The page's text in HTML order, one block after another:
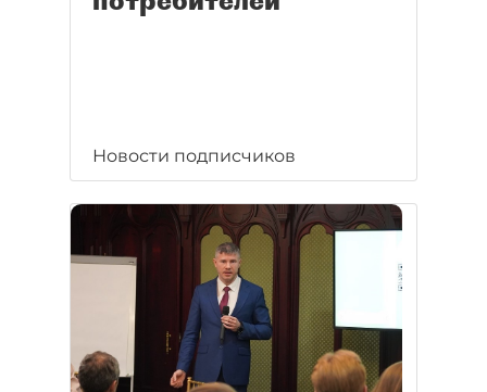
Новости подписчиков